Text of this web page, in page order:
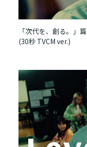
「次代を、創る。」篇
(30秒 TVCM ver.)